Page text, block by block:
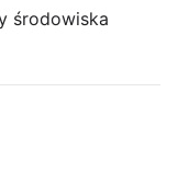
środowiska